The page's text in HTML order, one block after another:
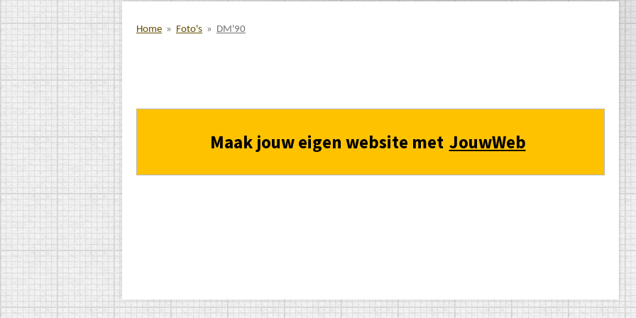
Home » Foto's » DM'90
Maak jouw eigen website met JouwWeb